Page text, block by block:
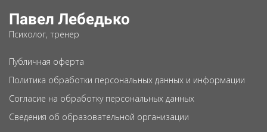
Павел Лебедько
Психолог, тренер
Публичная оферта
Политика обработки персональных данных и информации
Согласие на обработку персональных данных
Сведения об образовательной организации